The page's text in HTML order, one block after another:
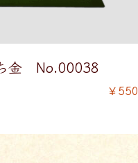
No.00038
￥550